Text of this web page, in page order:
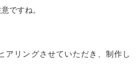
ですね。
アリングさせていただき、制作し